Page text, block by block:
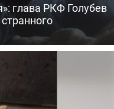
глава РКФ Голубев